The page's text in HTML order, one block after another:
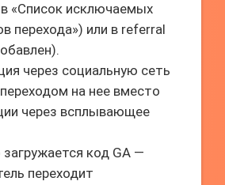
«Список исключаемых
перехода») или в referral
через социальную сеть
на нее вместо
через всплывающее
код GA —
переходит